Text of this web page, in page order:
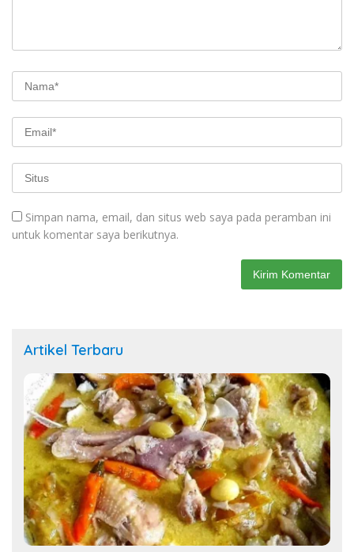
Simpan nama, email, dan situs web saya pada peramban ini
untuk komentar saya berikutnya.
Artikel Terbaru